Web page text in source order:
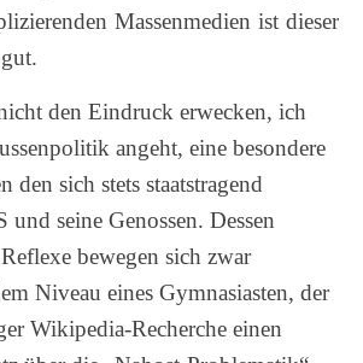
Massenmedien ist dieser
den Eindruck erwecken, ich
angeht, eine besondere
den sich stets staatstragend
und seine Genossen. Dessen
bewegen sich zwar
Niveau eines Gymnasiasten, der
Wikipedia-Recherche einen